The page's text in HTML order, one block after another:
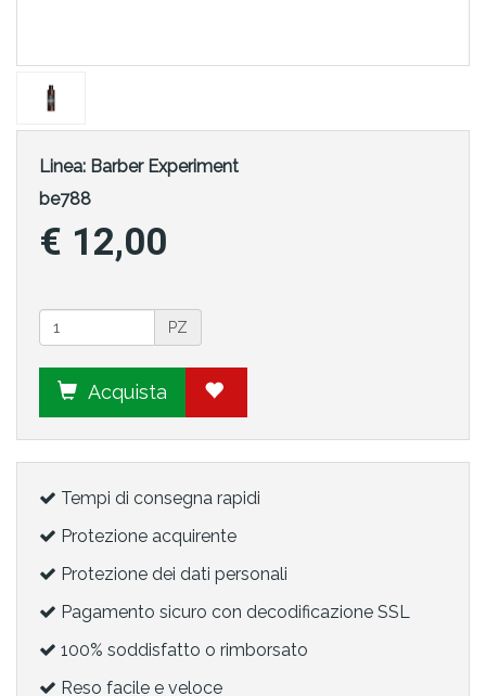
Linea: Barber Experiment
be788
€ 12,00
PZ
Acquista
Tempi di consegna rapidi
Protezione acquirente
Protezione dei dati personali
Pagamento sicuro con decodificazione SSL
100% soddisfatto o rimborsato
Reso facile e veloce